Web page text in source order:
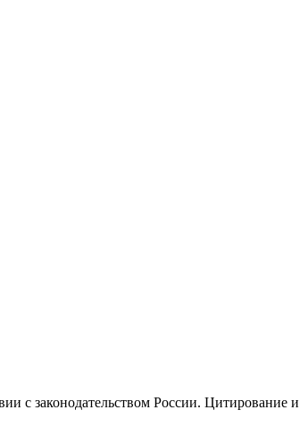
с законодательством России. Цитирование и